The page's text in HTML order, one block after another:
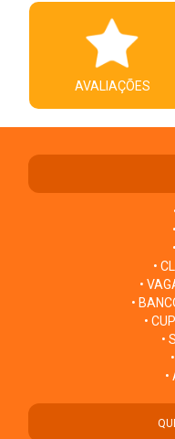
AVALIAÇÕES
•
•
•
•
•
•